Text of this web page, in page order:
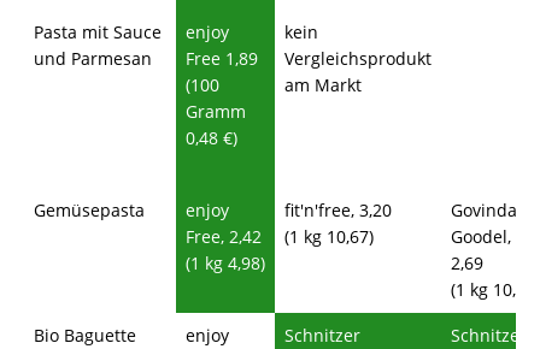
Pasta mit Sauce
und Parmesan
enjoy
Free 1,89
(100
Gramm
0,48 €)
kein
Vergleichsprodukt
am Markt
Gemüsepasta
enjoy
Free, 2,42
(1 kg 4,98)
fit'n'free, 3,20
(1 kg 10,67)
Govinda
Goodel,
2,69
(1 kg 10,80)
Bio Baguette
enjoy
Schnitzer
Schnitzer